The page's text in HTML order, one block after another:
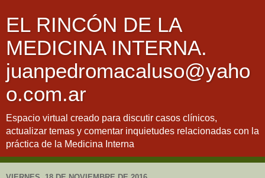
EL RINCÓN DE LA
MEDICINA INTERNA.
juanpedromacaluso@yaho
o.com.ar
Espacio virtual creado para discutir casos clínicos,
actualizar temas y comentar inquietudes relacionadas con la
práctica de la Medicina Interna